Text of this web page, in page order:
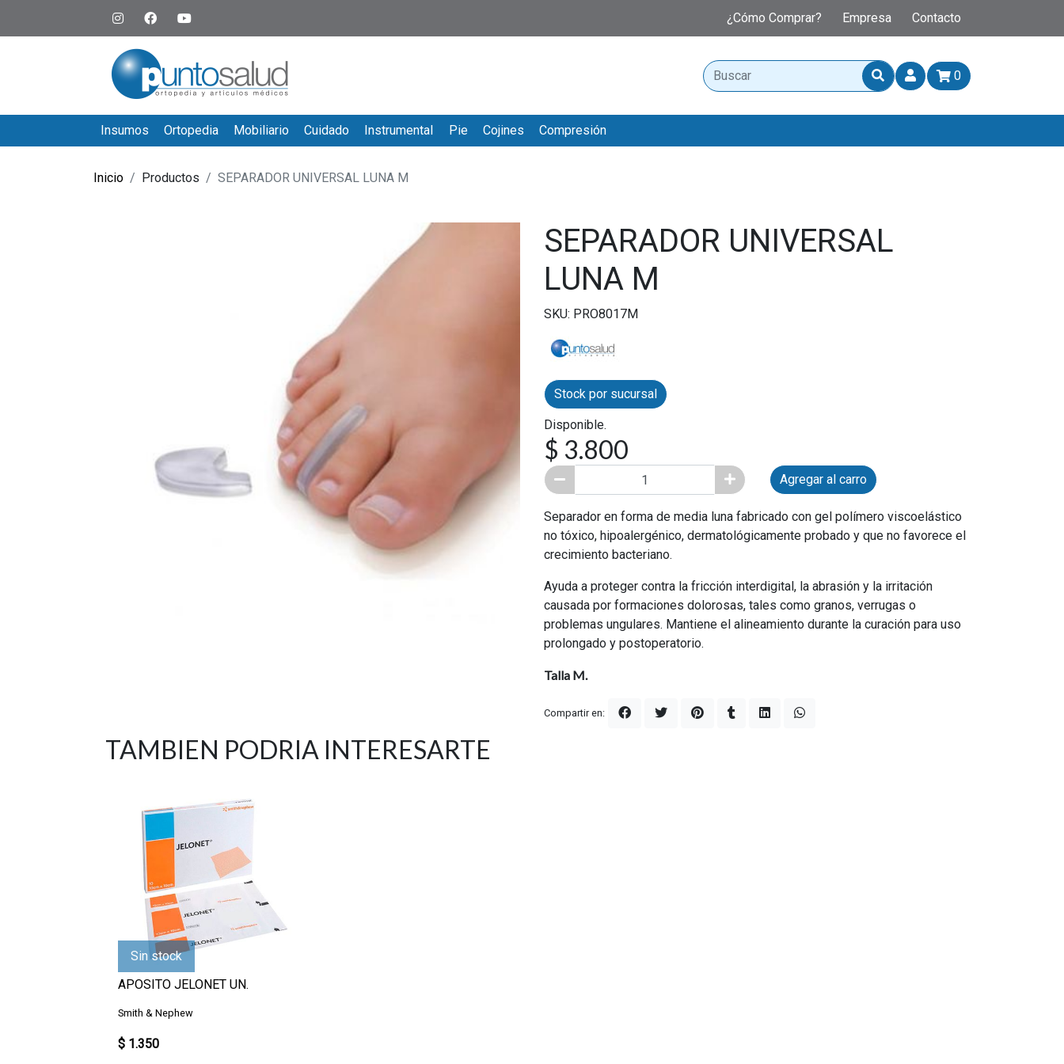
¿Cómo Comprar? Empresa Contacto
0
Insumos Ortopedia Mobiliario Cuidado Instrumental Pie Cojines Compresión
Inicio Productos SEPARADOR UNIVERSAL LUNA M
SEPARADOR UNIVERSAL
LUNA M
SKU: PRO8017M
Stock por sucursal
Disponible.
$ 3.800
Agregar al carro
Separador en forma de media luna fabricado con gel polímero viscoelástico
no tóxico, hipoalergénico, dermatológicamente probado y que no favorece el
crecimiento bacteriano.
Ayuda a proteger contra la fricción interdigital, la abrasión y la irritación
causada por formaciones dolorosas, tales como granos, verrugas o
problemas ungulares. Mantiene el alineamiento durante la curación para uso
prolongado y postoperatorio.
Talla M.
Compartir en:
TAMBIEN PODRIA INTERESARTE
Sin stock
APOSITO JELONET UN.
Smith & Nephew
$ 1.350